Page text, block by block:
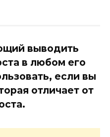
выводить
в любом его
если вы
отличает от